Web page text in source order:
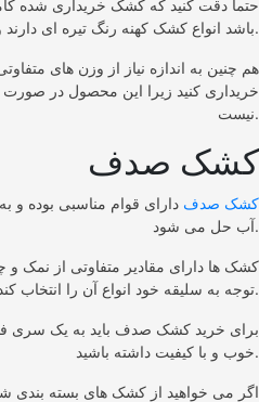
حتما دقت کنید که کشک خریداری شده
باشد انواع کشک کهنه رنگ تیره ای دارند و احیانا دچار کپک زدگی شده اند.
هم چنین به اندازه نیاز از وزن های
خریداری کنید زیرا این محصول در
نیست.
کشک صدف
کشک صدف دارای قوام مناسبی بوده و
آب حل می شود.
کشک ها دارای مقادیر متفاوتی از نمک
توجه به سلیقه خود انواع آن را انتخاب کند.
برای خرید کشک صدف باید به یک سری
خوب و با کیفیت داشته باشید.
اگر می خواهید از کشک های بسته بندی